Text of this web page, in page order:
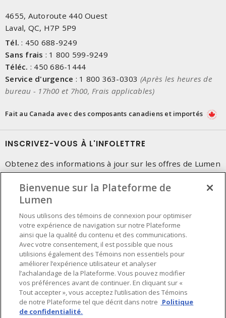
4655, Autoroute 440 Ouest
Laval, QC, H7P 5P9
Tél. : 450 688-9249
Sans frais : 1 800 599-9249
Téléc. : 450 686-1444
Service d'urgence : 1 800 363-0303 (Après les heures de
bureau - 17h00 et 7h00, Frais applicables)
Fait au Canada avec des composants canadiens et importés
INSCRIVEZ-VOUS À L'INFOLETTRE
Obtenez des informations à jour sur les offres de Lumen
Préférences en matière de cookies
Bienvenue sur la Plateforme de
Lumen
Nous utilisons des témoins de connexion pour optimiser
votre expérience de navigation sur notre Plateforme
ainsi que la qualité du contenu et des communications.
Avec votre consentement, il est possible que nous
utilisions également des Témoins non essentiels pour
améliorer l’expérience utilisateur et analyser
l’achalandage de la Plateforme. Vous pouvez modifier
vos préférences avant de continuer. En cliquant sur «
Tout accepter », vous acceptez l’utilisation des Témoins
de notre Plateforme tel que décrit dans notre Politique
de confidentialité.